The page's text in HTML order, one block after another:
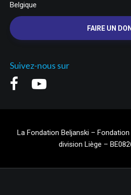
Belgique
FAIRE UN DON
Suivez-nous sur
La Fondation Beljanski –
division Liège –